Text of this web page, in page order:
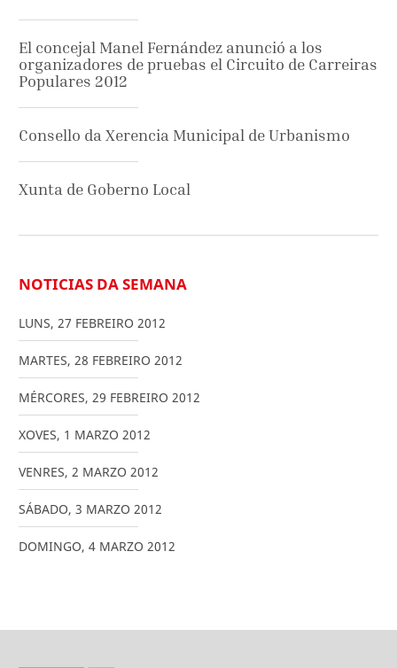
El concejal Manel Fernández anunció a los
organizadores de pruebas el Circuito de Carreiras
Populares 2012
Consello da Xerencia Municipal de Urbanismo
Xunta de Goberno Local
NOTICIAS DA SEMANA
LUNS, 27 FEBREIRO 2012
MARTES, 28 FEBREIRO 2012
MÉRCORES, 29 FEBREIRO 2012
XOVES, 1 MARZO 2012
VENRES, 2 MARZO 2012
SÁBADO, 3 MARZO 2012
DOMINGO, 4 MARZO 2012